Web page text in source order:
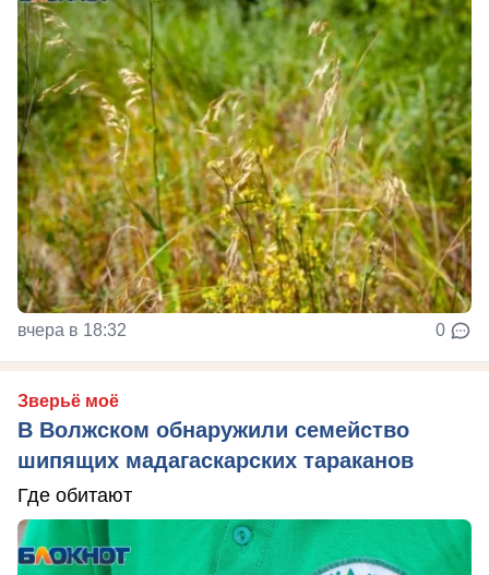
вчера в 18:32 0
Зверьё моё
В Волжском обнаружили семейство
шипящих мадагаскарских тараканов
Где обитают